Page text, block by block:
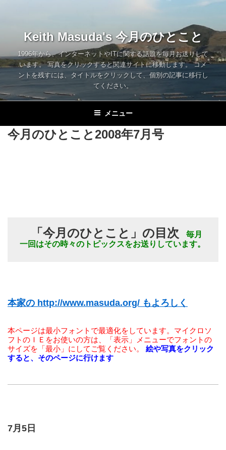
へ
キ
ッ
Keith Masuda's 今月のひとこと
1996年から、インターネットやITに関する話題を毎月お送りして
います。 写真をクリックすると関連サイトに移動します。 コメ
ントを残すには、タイトルをクリックして、個別の記事に移行し
てください。
メニュー
今月のひとこと2008年7月号
「今月のひとこと」の目次
毎月
本家の http://www.masuda.org/ もよろしく
本ページは最小フォントで最適化をしています。マイクロソ
フトのＩＥをお使いの方は、「表示」メニューでフォントの
サイズを「最小」にしてご覧ください。
絵や写真をクリック
すると、そのページに行けます
7月5日